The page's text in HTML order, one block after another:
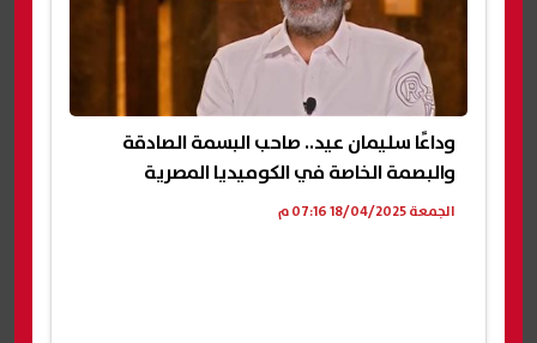
وداعًا سليمان عيد.. صاحب البسمة الصادقة
والبصمة الخاصة في الكوميديا المصرية
الجمعة 18/04/2025 07:16 م